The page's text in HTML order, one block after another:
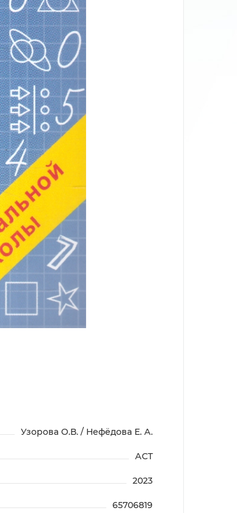
Узорова О.В. / Нефёдова Е. А.
АСТ
2023
65706819